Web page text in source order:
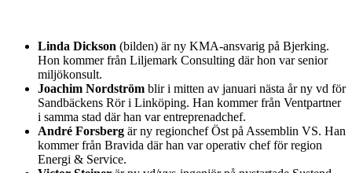
Linda Dickson (bilden) är ny KMA-ansvarig på Bjerking.
Hon kommer från Liljemark Consulting där hon var senior
miljökonsult.
Joachim Nordström blir i mitten av januari nästa år ny vd för
Sandbäckens Rör i Linköping. Han kommer från Ventpartner
i samma stad där han var entreprenadchef.
André Forsberg är ny regionchef Öst på Assemblin VS. Han
kommer från Bravida där han var operativ chef för region
Energi & Service.